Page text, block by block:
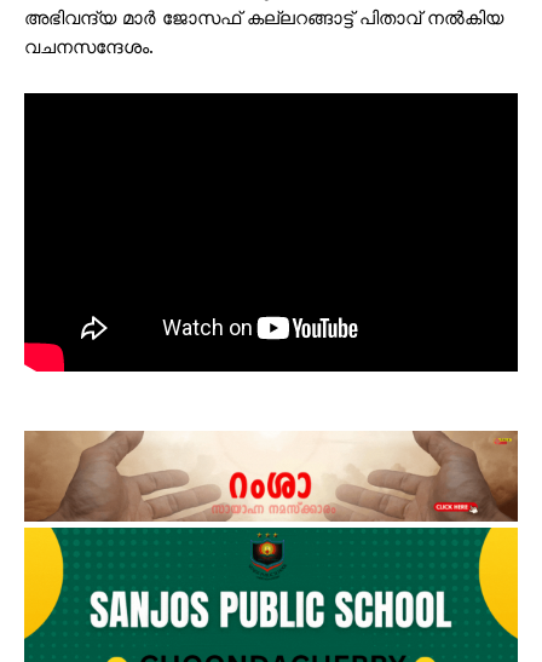
അഭിവന്ദ്യ മാർ ജോസഫ് കല്ലറങ്ങാട്ട് പിതാവ് നൽകിയ
വചനസന്ദേശം.